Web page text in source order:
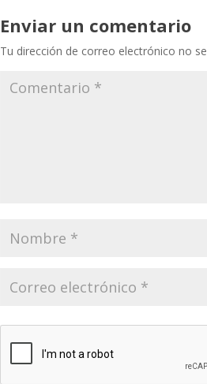
Enviar un comentario
Tu dirección de correo electrónico no